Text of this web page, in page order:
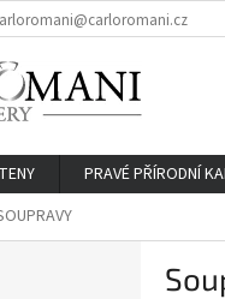
PRAVÉ PŘÍRODNÍ